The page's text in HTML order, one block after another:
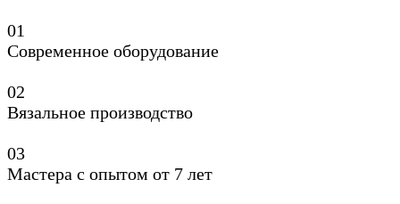
01
Современное оборудование
02
Вязальное производство
03
Мастера с опытом от 7 лет